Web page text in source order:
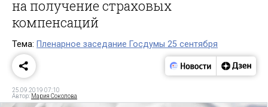
на получение страховых
компенсаций
Тема: Пленарное заседание Госдумы 25 сентября
25.09.2019 07:10
Автор: Мария Соколова